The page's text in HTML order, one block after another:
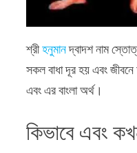
শ্রীহনুমানদ্বাদশ নাম
সকল বাধা দূর হয় এবং
এবং এর বাংলা অর্থ।
কিভাবে এবং